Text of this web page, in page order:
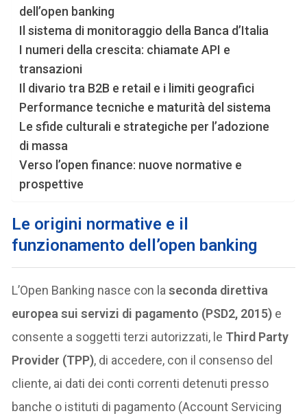
dell’open banking
Il sistema di monitoraggio della Banca d’Italia
I numeri della crescita: chiamate API e
transazioni
Il divario tra B2B e retail e i limiti geografici
Performance tecniche e maturità del sistema
Le sfide culturali e strategiche per l’adozione
di massa
Verso l’open finance: nuove normative e
prospettive
Le origini normative e il
funzionamento dell’open banking
L’Open Banking nasce con laseconda direttiva
europea sui servizi di pagamento (PSD2, 2015) e
consente a soggetti terzi autorizzati, le Third Party
Provider (TPP), di accedere, con il consenso del
cliente, ai dati dei conti correnti detenuti presso
banche o istituti di pagamento (Account Servicing